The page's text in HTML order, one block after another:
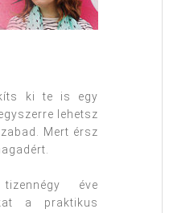
ki te is egy
lehetsz
Mert érsz
éve
a praktikus